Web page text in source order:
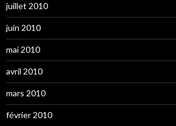
juillet 2010
juin 2010
mai 2010
avril 2010
mars 2010
février 2010